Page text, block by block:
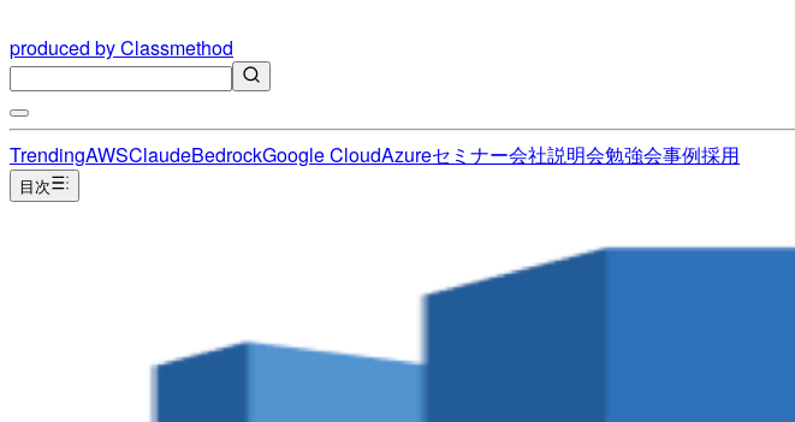
produced by Classmethod
TrendingAWSClaudeBedrockGoogle CloudAzureセミナー会社説明会勉強会事例採用
目次